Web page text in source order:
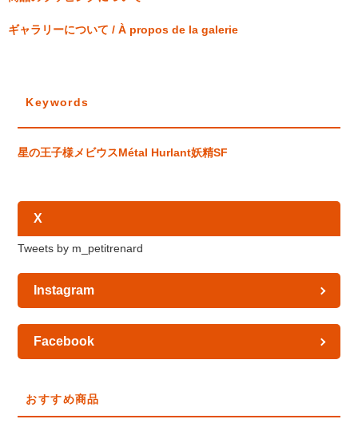
ギャラリーについて / À propos de la galerie
Keywords
星の王子様メビウスMétal Hurlant妖精SF
X
Tweets by m_petitrenard
Instagram
Facebook
おすすめ商品